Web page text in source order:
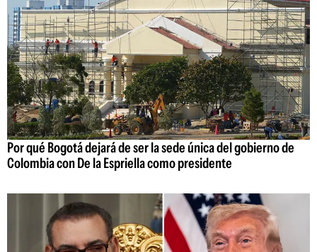
Por qué Bogotá dejará de ser la sede única del gobierno de
Colombia con De la Espriella como presidente